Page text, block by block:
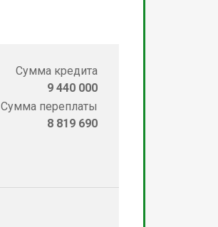
Сумма кредита
9 440 000
Сумма переплаты
8 819 690